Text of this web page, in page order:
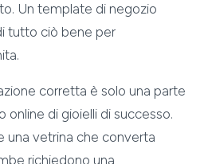
Un template di negozio
tutto ciò bene per
corretta è solo una parte
online di gioielli di successo.
una vetrina che converta
richiedono una